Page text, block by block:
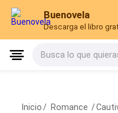
Buenovela
Descarga el libro
Busca lo que
Inicio / Romance /